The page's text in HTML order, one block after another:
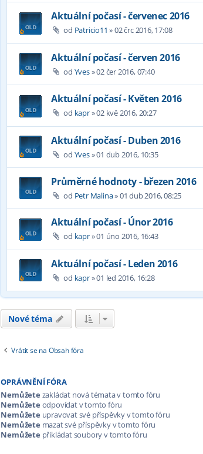
Aktuální počasí - červenec 2016
od Patricio11 »02 črc 2016, 17:08
Aktuální počasí - červen 2016
od Yves»02 čer 2016, 07:40
Aktuální počasí - Květen 2016
od kapr»02 kvě 2016, 20:27
Aktuální počasí - Duben 2016
od Yves»01 dub 2016, 10:35
Průměrné hodnoty - březen 2016
od Petr Malina»01 dub 2016, 08:25
Aktuální počasí - Únor 2016
od kapr»01 úno 2016, 16:43
Aktuální počasí - Leden 2016
od kapr»01 led 2016, 16:28
Nové téma
Vrátit se na Obsah fóra
OPRÁVNĚNÍ FÓRA
Nemůžete zakládat nová témata v tomto fóru
Nemůžete odpovídat v tomto fóru
Nemůžete upravovat své příspěvky v tomto fóru
Nemůžete mazat své příspěvky v tomto fóru
Nemůžete přikládat soubory v tomto fóru